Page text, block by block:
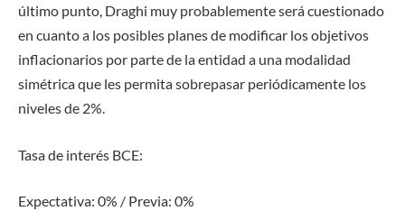
último punto, Draghi muy probablemente será cuestionado
en cuanto a los posibles planes de modificar los objetivos
inflacionarios por parte de la entidad a una modalidad
simétrica que les permita sobrepasar periódicamente los
niveles de 2%.
Tasa de interés BCE:
Expectativa: 0% / Previa: 0%